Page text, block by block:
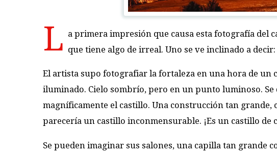
L a primera impresión que causa esta fotografía del
que tiene algo de irreal. Uno se ve inclinado a decir:
El artista supo fotografiar la fortaleza en una hora de un
iluminado. Cielo sombrío, pero en un punto luminoso.
magníficamente el castillo. Una construcción tan
parecería un castillo inconmensurable. ¡Es un castillo de
Se pueden imaginar sus salones, una capilla tan grande